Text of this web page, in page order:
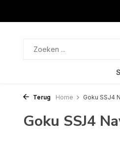
Terug Home Goku SSJ4
Goku SSJ4